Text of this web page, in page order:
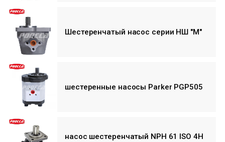
Шестеренчатый насос серии НШ "M"
шестеренные насосы Parker PGP505
насос шестеренчатый NPH 61 ISO 4H